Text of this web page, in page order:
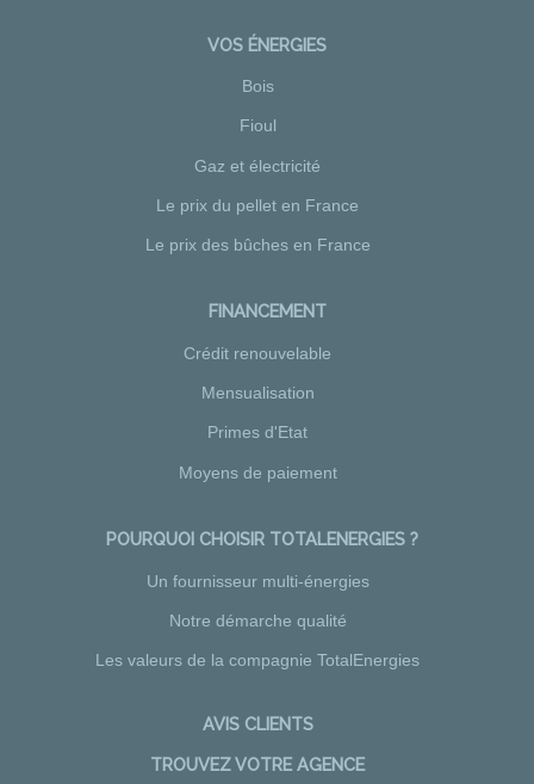
VOS ÉNERGIES
Bois
Fioul
Gaz et électricité
Le prix du pellet en France
Le prix des bûches en France
FINANCEMENT
Crédit renouvelable
Mensualisation
Primes d'Etat
Moyens de paiement
POURQUOI CHOISIR TOTALENERGIES ?
Un fournisseur multi-énergies
Notre démarche qualité
Les valeurs de la compagnie TotalEnergies
AVIS CLIENTS
TROUVEZ VOTRE AGENCE